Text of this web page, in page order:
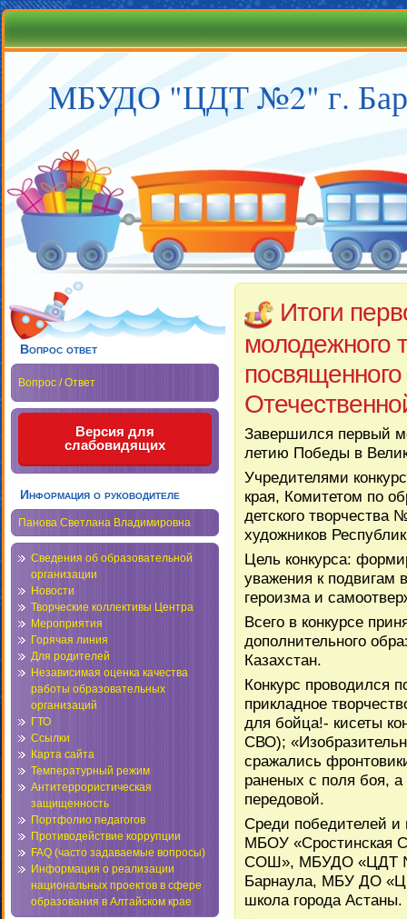
МБУДО "ЦДТ №2" г.
Вопрос ответ
Вопрос / Ответ
Версия для
слабовидящих
Информация о руководителе
Панова Светлана Владимировна
Сведения об образовательной
организации
Новости
Творческие коллективы Центра
Мероприятия
Горячая линия
Для родителей
Независимая оценка качества
работы образовательных
организаций
ГТО
Ссылки
Карта сайта
Температурный режим
Антитеррористическая
защищенность
Портфолио педагогов
Противодействие коррупции
FAQ (часто задаваемые вопросы)
Информация о реализации
национальных проектов в сфере
образования в Алтайском крае
Итоги
молодежного
Завершился первый
летию Победы в
Учредителями
края, Комитетом по
детского творчества
художников
Цель конкурса:
уважения к подвигам
героизма и
Всего в конкурсе
дополнительного
Казахстан.
Конкурс проводился
прикладное
для бойца!- кисеты
СВО);
сражались
раненых с поля боя,
передовой.
Среди победителей
МБОУ «Сростинская
СОШ», МБУДО «ЦДТ
Барнаула, МБУ ДО
школа города Астаны.